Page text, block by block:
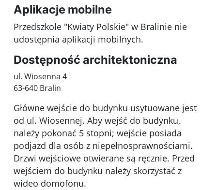
Aplikacje mobilne
Przedszkole "Kwiaty Polskie" w Bralinie nie
udostępnia aplikacji mobilnych.
Dostępność architektoniczna
ul. Wiosenna 4
63-640 Bralin
Główne wejście do budynku usytuowane jest
od ul. Wiosennej. Aby wejść do budynku,
należy pokonać 5 stopni; wejście posiada
podjazd dla osób z niepełnosprawnościami.
Drzwi wejściowe otwierane są ręcznie. Przed
wejściem do budynku należy skorzystać z
wideo domofonu.